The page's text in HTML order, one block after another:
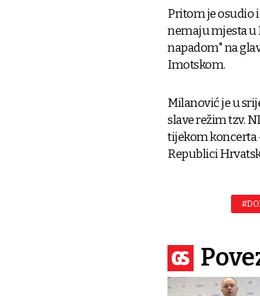
Pritom je osudio
nemaju mjesta u
napadom" na
Imotskom.
Milanović je u
slave režim tzv.
tijekom koncerta
Republici